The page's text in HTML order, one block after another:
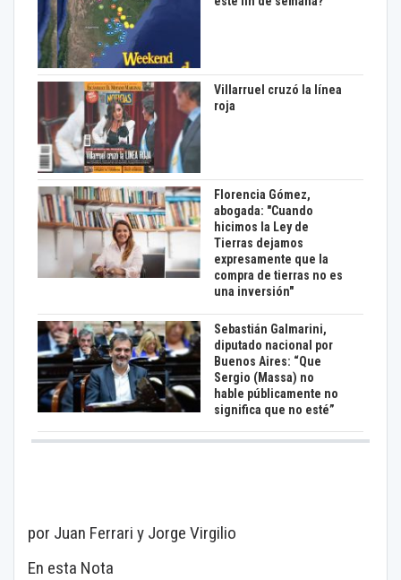
Villarruel cruzó la línea
roja
Florencia Gómez,
abogada: "Cuando
hicimos la Ley de
Tierras dejamos
expresamente que la
compra de tierras no es
una inversión"
Sebastián Galmarini,
diputado nacional por
Buenos Aires: “Que
Sergio (Massa) no
hable públicamente no
significa que no esté”
por Juan Ferrari y Jorge Virgilio
En esta Nota